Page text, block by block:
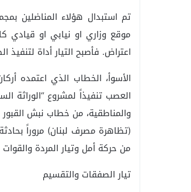
تم استبدال هؤلاء المناضلين
موقع وزاري او نيابي او
اعتراض. فأصبح التيار أداة
الأسوأ، الخطاب الذي اعتمده
العصب تنفيذاً لمشروع “الوراثة
والمناطقية، من خطاب نبش القبور
(تظاهرة مصرف لبنان) مروراً
من حركة أمل وتيار المردة والقوات
تيار الصفقات والتقسيم